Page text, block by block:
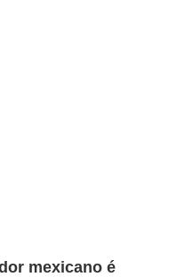
mexicano é